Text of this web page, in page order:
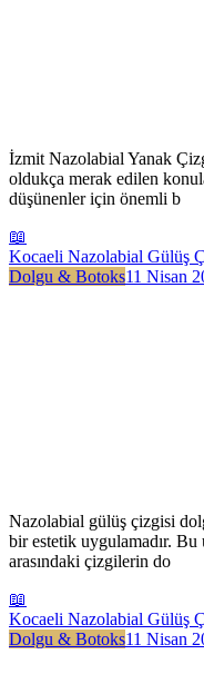
İzmit Nazolabial Yanak
oldukça merak edilen
düşünenler için önemli b
📖
Kocaeli Nazolabial Gülüş
Dolgu & Botoks11 Nisan
Nazolabial gülüş çizgisi
bir estetik uygulamadır.
arasındaki çizgilerin do
📖
Kocaeli Nazolabial Gülüş
Dolgu & Botoks11 Nisan